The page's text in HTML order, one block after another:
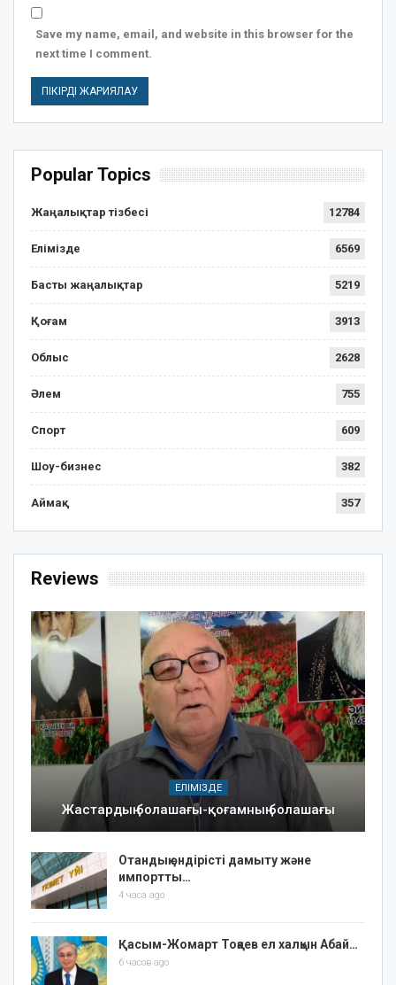
Save my name, email, and website in this browser for the
next time I comment.
Popular Topics
Жаңалықтар тізбесі 12784
Елімізде 6569
Басты жаңалықтар 5219
Қоғам 3913
Облыс 2628
Әлем 755
Спорт 609
Шоу-бизнес 382
Аймақ 357
Reviews
ЕЛІМІЗДЕ
Жастардың болашағы-қоғамның болашағы
Отандық өндірісті дамыту және
импортты…
4 часа ago
Қасым-Жомарт Тоқаев ел халқын Абай…
6 часов ago